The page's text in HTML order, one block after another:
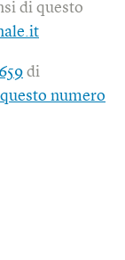
di questo
di
numero